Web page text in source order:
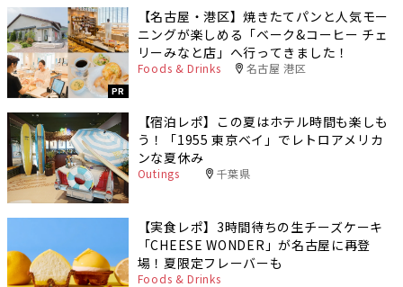
PR
【名古屋・港区】焼きたてパンと人気モー
ニングが楽しめる「ベーク&コーヒー チェ
リーみなと店」へ行ってきました！
Foods & Drinks 名古屋 港区
【宿泊レポ】この夏はホテル時間も楽しも
う！「1955 東京ベイ」でレトロアメリカ
ンな夏休み
Outings 千葉県
【実食レポ】3時間待ちの生チーズケーキ
「CHEESE WONDER」が名古屋に再登
場！夏限定フレーバーも
Foods & Drinks